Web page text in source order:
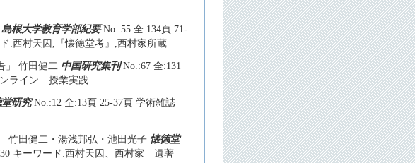
島根大学教育学部紀要No.:55 全:134頁 71-
:西村天囚,『懐徳堂考』,西村家所蔵
」 竹田健二 中国研究集刊No.:67 全:131
ンライン 授業実践
研究No.:12 全:13頁 25-37頁 学術雑誌
竹田健二・湯浅邦弘・池田光子 懐徳堂
キーワード:西村天囚、西村家 遺著